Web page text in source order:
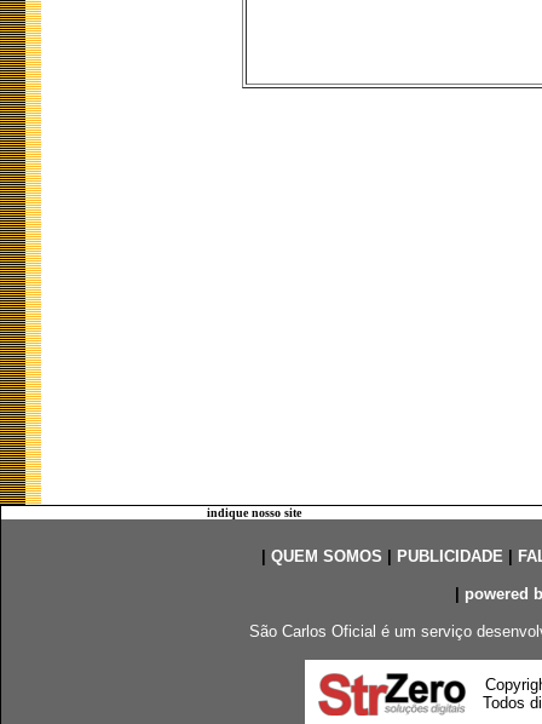
indique nosso site
QUEM SOMOS PUBLICIDADE|
powered
São Carlos Oficial é um serviço
Todos